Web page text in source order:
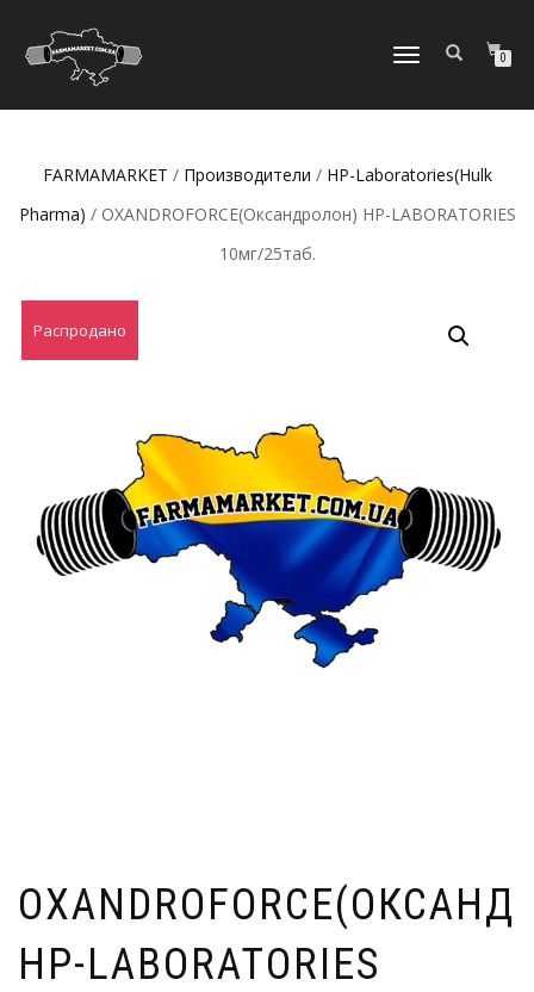
ПЕРЕКЛЮЧИТЬ
0
FARMAMARKET / Производители / HP-Laboratories(Hulk
Pharma) / OXANDROFORCE(Оксандролон) HP-LABORATORIES
10мг/25таб.
Распродано
HP-LABORATORIES